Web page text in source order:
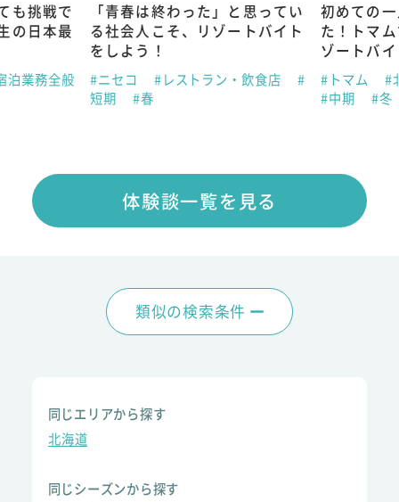
も挑戦で
の日本最
泊業務全般
「青春は終わった」と思ってい
る社会人こそ、リゾートバイト
をしよう！
#ニセコ #レストラン・飲食店
#
短期
#春
初めての
た！トマ
ゾートバ
#トマム
#
#中期
#冬
体験談一覧を見る
類似の検索条件
同じエリアから探す
北海道
同じシーズンから探す